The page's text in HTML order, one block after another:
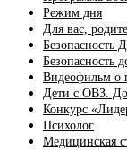
Режим дня
Для вас,
Безопасность
Безопасность
Видеофильм о
Дети с ОВЗ.
Конкурс
Психолог
Медицинская